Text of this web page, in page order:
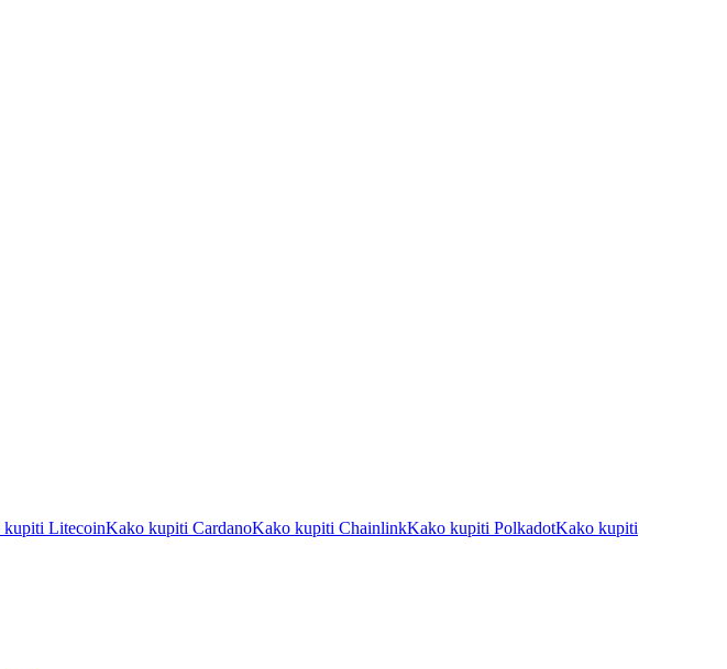
kupiti LitecoinKako kupiti CardanoKako kupiti ChainlinkKako kupiti PolkadotKako kupiti